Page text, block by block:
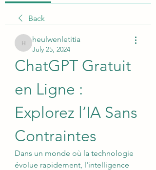
Back
heulwenletitia
heulwenletitia
July 25, 2024
ChatGPT Gratuit
en Ligne :
Explorez l’IA Sans
Contraintes
Dans un monde où la technologie
évolue rapidement, l'intelligence